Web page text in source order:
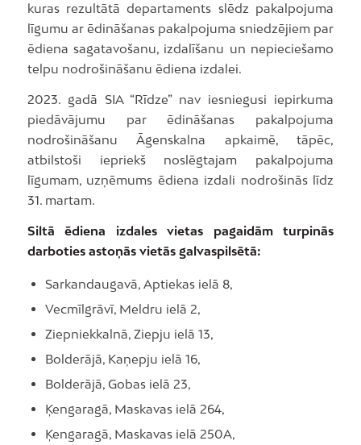
kuras rezultātā departaments slēdz pakalpojuma
līgumu ar ēdināšanas pakalpojuma sniedzējiem par
ēdiena sagatavošanu, izdalīšanu un nepieciešamo
telpu nodrošināšanu ēdiena izdalei.
2023. gadā SIA “Rīdze” nav iesniegusi iepirkuma
piedāvājumu par ēdināšanas pakalpojuma
nodrošināšanu Āgenskalna apkaimē, tāpēc,
atbilstoši iepriekš noslēgtajam pakalpojuma
līgumam, uzņēmums ēdiena izdali nodrošinās līdz
31. martam.
Siltā ēdiena izdales vietas pagaidām turpinās
darboties astoņās vietās galvaspilsētā:
Sarkandaugavā, Aptiekas ielā 8,
Vecmīlgrāvī, Meldru ielā 2,
Ziepniekkalnā, Ziepju ielā 13,
Bolderājā, Kaņepju ielā 16,
Bolderājā, Gobas ielā 23,
Ķengaragā, Maskavas ielā 264,
Ķengaragā, Maskavas ielā 250A,